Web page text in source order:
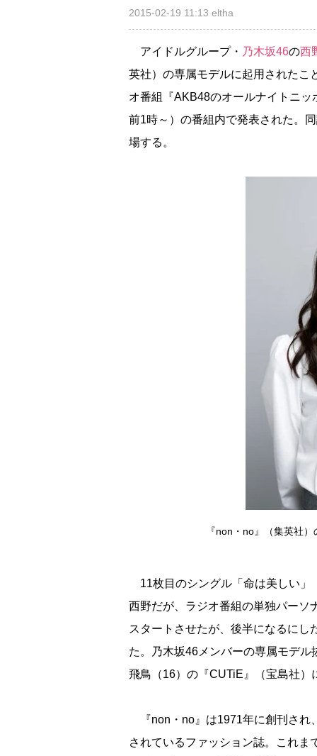
2015-02-19 11:13 eltha
アイドルグループ・ 乃木坂46の西
英社）の専属モデルに起用されたこ
オ番組『AKB48のオールナイトニ
前1時～）の番組内で発表された。
場する。
『non・no』（集英社
11枚目のシングル「命は美しい」
西野だが、ラジオ番組の単独パーソ
スタートさせたが、後半になるにし
た。乃木坂46メンバーの専属モデル
飛鳥（16）の『CUTiE』（宝島社）
『non・no』は1971年に創刊され
されているファッション誌。これま